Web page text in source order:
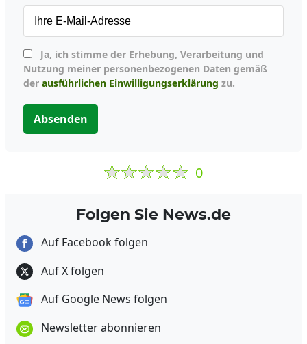
Nutzung meiner personenbezogenen Daten gemäß
der ausführlichen Einwilligungserklärung zu.
Absenden
0
Folgen Sie News.de
Auf Facebook folgen
Auf X folgen
Auf Google News folgen
Newsletter abonnieren